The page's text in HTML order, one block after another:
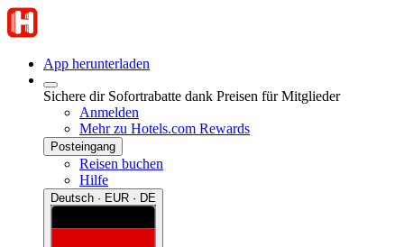
App herunterladen
Sichere dir Sofortrabatte dank Preisen für Mitglieder
Anmelden
Mehr zu Hotels.com Rewards
Posteingang
Reisen buchen
Hilfe
Deutsch · EUR · DE